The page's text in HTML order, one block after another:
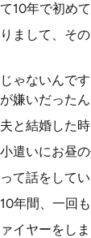
10年で初め
まして、そ
ゃないんで
嫌いだったん
と結婚した
遣いにお昼
て話をしてい
年間、一回
イヤーをし